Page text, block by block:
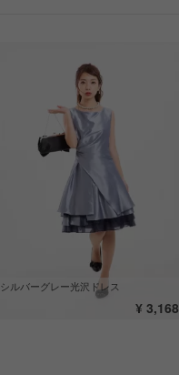
シルバーグレー光沢ドレス
¥ 3,168